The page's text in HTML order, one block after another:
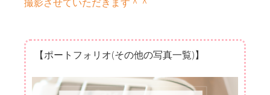
【ポートフォリオ(その他の写真一覧)】